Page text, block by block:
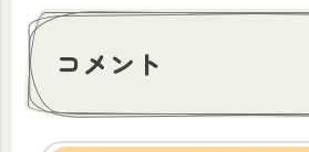
コメント